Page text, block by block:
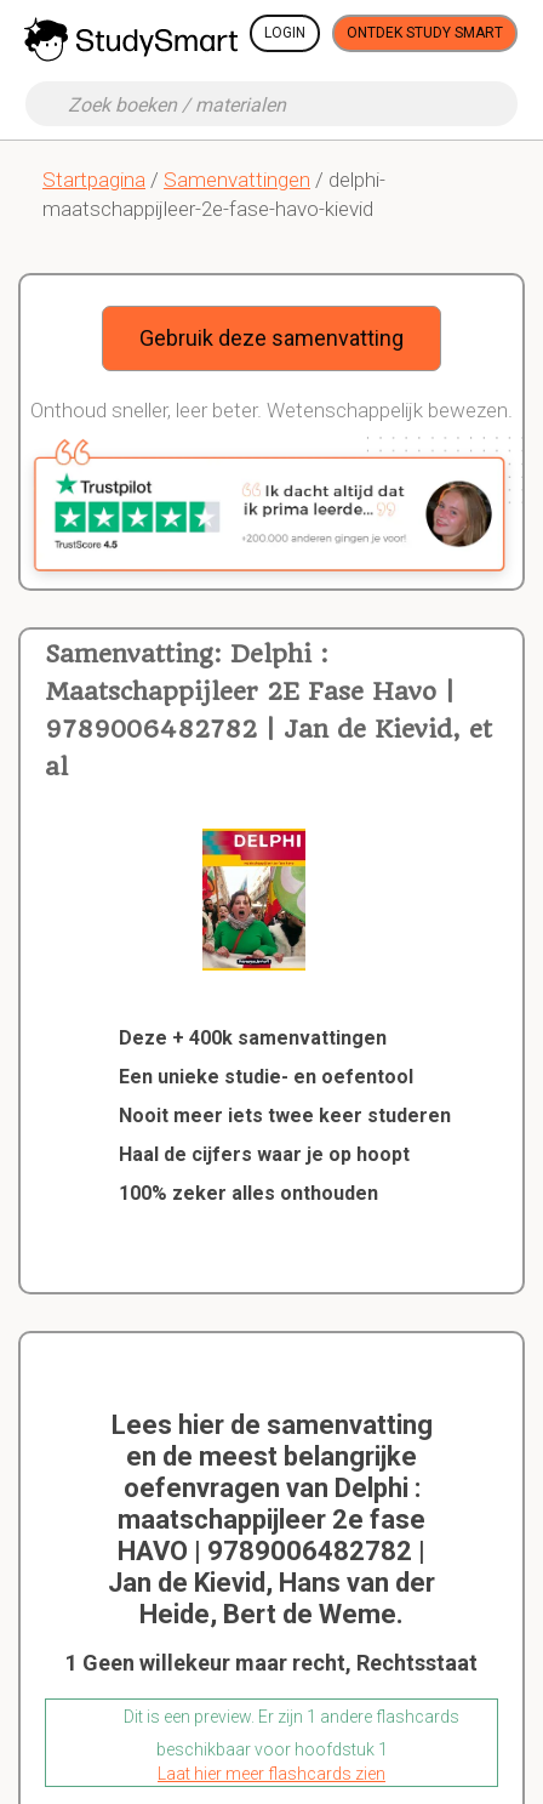
LOGIN ONTDEK STUDY SMART
Startpagina / Samenvattingen / delphi-
maatschappijleer-2e-fase-havo-kievid
Samenvatting: Delphi :
Maatschappijleer 2E Fase Havo |
9789006482782 | Jan de Kievid, et
al
Deze + 400k samenvattingen
Een unieke studie- en oefentool
Nooit meer iets twee keer studeren
Haal de cijfers waar je op hoopt
100% zeker alles onthouden
Gebruik deze samenvatting
Onthoud sneller, leer beter. Wetenschappelijk bewezen.
Lees hier de samenvatting
en de meest belangrijke
oefenvragen van Delphi :
maatschappijleer 2e fase
HAVO | 9789006482782 |
Jan de Kievid, Hans van der
Heide, Bert de Weme.
1 Geen willekeur maar recht, Rechtsstaat
Dit is een preview. Er zijn 1 andere flashcards
beschikbaar voor hoofdstuk 1
Laat hier meer flashcards zien